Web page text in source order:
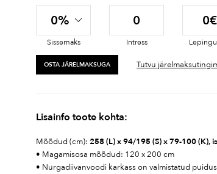
0%
Sissemaks
0
Intress
0€
OSTA JÄRELMAKSUGA Tutvu
Lisainfo toote kohta:
Mõõdud (cm): 258 (L) x 94/195 (S) x 79-100 (K),
• Magamisosa mõõdud: 120 x 200 cm
• Nurgadiivanvoodi karkass on valmistatud